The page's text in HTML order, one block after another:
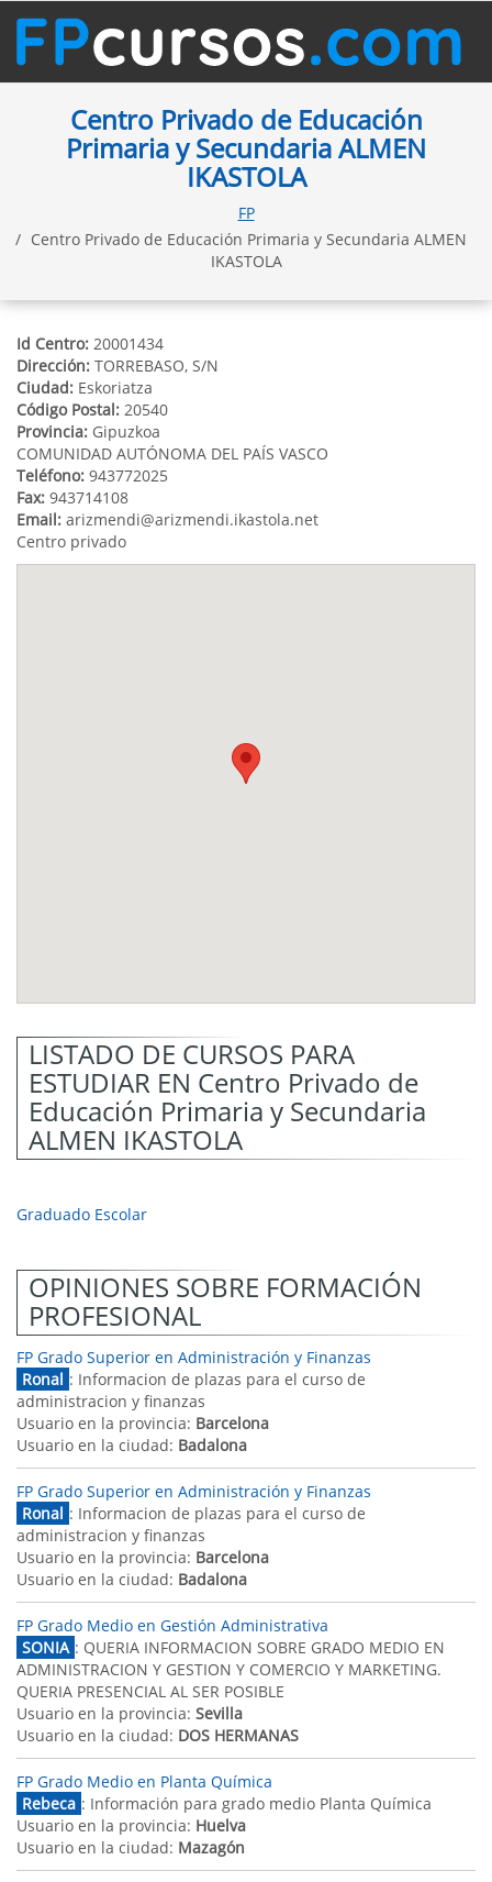
Centro Privado de Educación
Primaria y Secundaria ALMEN
IKASTOLA
FP
Centro Privado de Educación Primaria y Secundaria ALMEN
IKASTOLA
Id Centro: 20001434
Dirección: TORREBASO, S/N
Ciudad: Eskoriatza
Código Postal: 20540
Provincia: Gipuzkoa
COMUNIDAD AUTÓNOMA DEL PAÍS VASCO
Teléfono: 943772025
Fax: 943714108
Email: arizmendi@arizmendi.ikastola.net
Centro privado
LISTADO DE CURSOS PARA
ESTUDIAR EN Centro Privado de
Educación Primaria y Secundaria
ALMEN IKASTOLA
Graduado Escolar
OPINIONES SOBRE FORMACIÓN
PROFESIONAL
FP Grado Superior en Administración y Finanzas
Ronal : Informacion de plazas para el curso de
administracion y finanzas
Usuario en la provincia: Barcelona
Usuario en la ciudad: Badalona
FP Grado Superior en Administración y Finanzas
Ronal : Informacion de plazas para el curso de
administracion y finanzas
Usuario en la provincia: Barcelona
Usuario en la ciudad: Badalona
FP Grado Medio en Gestión Administrativa
SONIA : QUERIA INFORMACION SOBRE GRADO MEDIO EN
ADMINISTRACION Y GESTION Y COMERCIO Y MARKETING.
QUERIA PRESENCIAL AL SER POSIBLE
Usuario en la provincia: Sevilla
Usuario en la ciudad: DOS HERMANAS
FP Grado Medio en Planta Química
Rebeca : Información para grado medio Planta Química
Usuario en la provincia: Huelva
Usuario en la ciudad: Mazagón